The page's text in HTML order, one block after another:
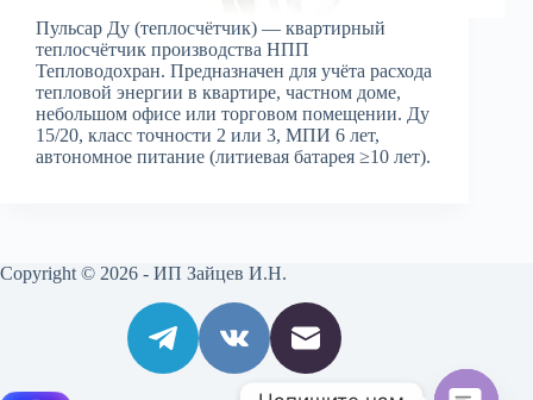
Пульсар Ду (теплосчётчик) — квартирный
теплосчётчик производства НПП
Тепловодохран. Предназначен для учёта расхода
тепловой энергии в квартире, частном доме,
небольшом офисе или торговом помещении. Ду
15/20, класс точности 2 или 3, МПИ 6 лет,
автономное питание (литиевая батарея ≥10 лет).
Copyright © 2026 - ИП Зайцев И.Н.